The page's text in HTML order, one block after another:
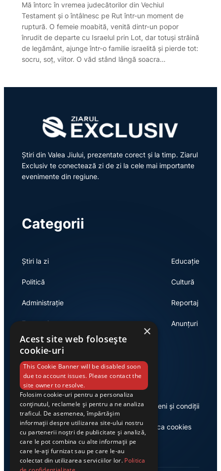
Mă întorc în vremea judecătorilor din Vechiul
Testament și o întâlnesc pe Rut într-un moment de
ruptură. O femeie moabită, venită dintr-un popor
înrudit de departe cu Israelul prin Lot, dar totuși străină
de legământ, ajunge într-o familie israelită și pierde tot:
socru, soț, viitor. O văd stând lângă soacra…
Știri din Valea Jiului, prezentate corect și la timp. Ziarul
Exclusiv te conectează zi de zi la cele mai importante
evenimente din regiune.
Categorii
Știri la zi
Politică
Administrație
Economie
Educație
Cultură
Reportaj
Anunțuri
Link-uri utile
Despre noi
Casa de editură Exclusiv
Termeni și condiții
Politica cookies
×
Acest site web folosește
cookie-uri
This Cookie Banner will be disabled soon
due to account issues. Please contact the
site owner to resolve.
Folosim cookie-uri pentru a personaliza
conținutul, reclamele și pentru a ne analiza
traficul. De asemenea, împărtășim
informații despre utilizarea site-ului nostru
cu partenerii noștri de publicitate și analiză,
care le pot combina cu alte informații pe
care le-ați furnizat sau pe care le-au
colectat din utilizarea serviciilor lor. Politica